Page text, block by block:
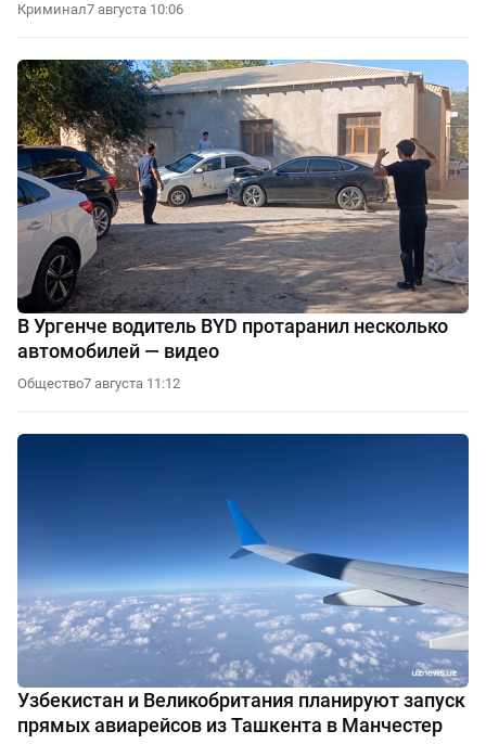
Криминал7 августа 10:06
В Ургенче водитель BYD протаранил несколько
автомобилей — видео
Общество7 августа 11:12
Узбекистан и Великобритания планируют запуск
прямых авиарейсов из Ташкента в Манчестер